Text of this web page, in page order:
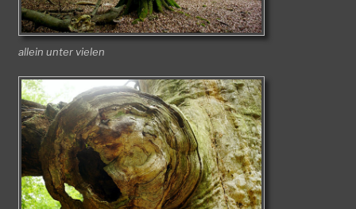
allein unter vielen